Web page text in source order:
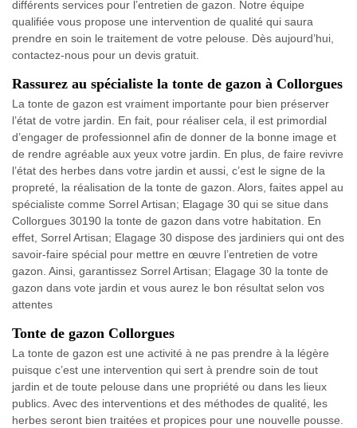
différents services pour l’entretien de gazon. Notre équipe
qualifiée vous propose une intervention de qualité qui saura
prendre en soin le traitement de votre pelouse. Dès aujourd’hui,
contactez-nous pour un devis gratuit.
Rassurez au spécialiste la tonte de gazon à Collorgues
La tonte de gazon est vraiment importante pour bien préserver
l’état de votre jardin. En fait, pour réaliser cela, il est primordial
d’engager de professionnel afin de donner de la bonne image et
de rendre agréable aux yeux votre jardin. En plus, de faire revivre
l’état des herbes dans votre jardin et aussi, c’est le signe de la
propreté, la réalisation de la tonte de gazon. Alors, faites appel au
spécialiste comme Sorrel Artisan; Elagage 30 qui se situe dans
Collorgues 30190 la tonte de gazon dans votre habitation. En
effet, Sorrel Artisan; Elagage 30 dispose des jardiniers qui ont des
savoir-faire spécial pour mettre en œuvre l’entretien de votre
gazon. Ainsi, garantissez Sorrel Artisan; Elagage 30 la tonte de
gazon dans vote jardin et vous aurez le bon résultat selon vos
attentes
Tonte de gazon Collorgues
La tonte de gazon est une activité à ne pas prendre à la légère
puisque c’est une intervention qui sert à prendre soin de tout
jardin et de toute pelouse dans une propriété ou dans les lieux
publics. Avec des interventions et des méthodes de qualité, les
herbes seront bien traitées et propices pour une nouvelle pousse.